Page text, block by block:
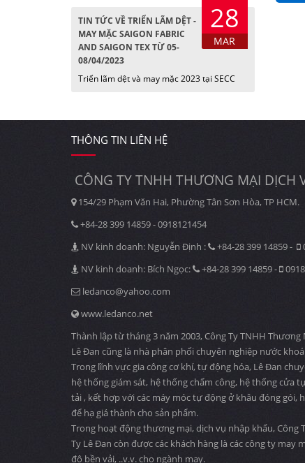
28
MAR
TIN TỨC VỀ TRIỂN LÃM DỆT -
MAY MẶC SAIGON FABRIC
AND SAIGON TEX TỪ 05-
08/04/2023
Triển lãm dệt và may mặc 2023 tại SECC
THÔNG TIN LIÊN HỆ
CÔNG TY TNHH THƯƠNG MẠI DỊCH
154/29 Phạm Văn Hai, Phường Tân Sơn Hòa, TP HCM.
+84-28 399 14859 - 0918121454
NV kinh doanh: Nguyễn Định :
+84-28 399 14859 -
NV kinh doanh: Bích Ngọc:
+84-28 399 14859 -
ledanco@yahoo.com
www.ledanco.net
Thành lập từ tháng 3 năm 2003, Công Ty TNHH
Lê Đan cũng là nhà phân phối chuyên nghiệp nước
Trong lĩnh vực gia công cơ khí, tự động hóa, Lê Đan
hệ thống giám sát, hệ thống chấm công, hệ thống cửa
tải , kết hợp với các máy móc tự động ở khâu đóng gói,
để hạ giá thành cho sản phẩm.
Trong hoạt động thương mại, dịch vụ nhập khẩu, Công
Ty Lê Đan còn được các khách hàng là các công ty
độ bền vải, ..v.v. cho ngành may.